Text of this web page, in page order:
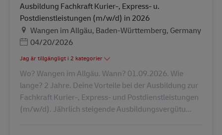
Ausbildung Fachkraft Kurier-, Express- u.
Postdienstleistungen (m/w/d) in 2026
PlatsWangen im Allgäu, Baden-Württemberg, Germany
Posted Date
04/20/2026
Jag är tillgängligt i 2 kategorier
Wo? Wangen im Allgäu. Wann? 01.09.2026. Wie
lange? 2 Jahre. Deine Vorteile bei der Ausbildung zur
Fachkraft Kurier-, Express- und Postdienstleistungen
(m/w/d). Jährlich steigende Ausbildungsvergütu...